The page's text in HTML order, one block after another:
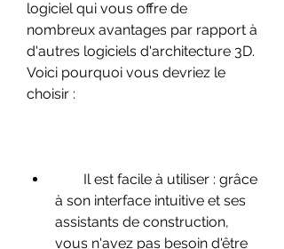
logiciel qui vous offre de
nombreux avantages par rapport à
d'autres logiciels d'architecture 3D.
Voici pourquoi vous devriez le
choisir :
à son interface intuitive et ses
assistants de construction,
vous n'avez pas besoin d'être